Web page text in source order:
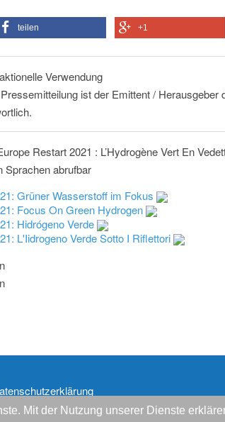
Mit der Nutzung unserer Dienste
teilen +1
Verwendung
ist der Emittent / Herausgeber
Restart 2021 : L’Hydrogène Vert En
Sprachen abrufbar
Grüner Wasserstoff im Fokus
Focus On Green Hydrogen
Hidrógeno Verde
L'Iidrogeno Verde Sotto I Riflettori